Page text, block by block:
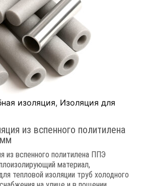
изоляция, Изоляция для
из вспенного политилена
из вспенного политилена ППЭ
материал,
тепловой изоляции труб холодного